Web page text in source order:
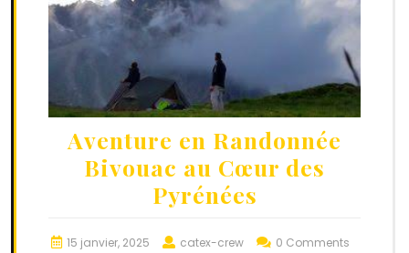
Aventure en Randonnée
Bivouac au Cœur des
Pyrénées
15 janvier, 2025 catex-crew
0 Comments